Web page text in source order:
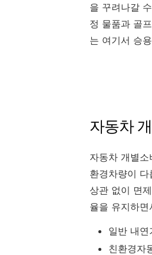
을 꾸려나갈
정 물품과 골
는 여기서 승
자동차
자동차 개별
환경차량이
상관 없이 면
율을 유지하
일반 내
친환경자